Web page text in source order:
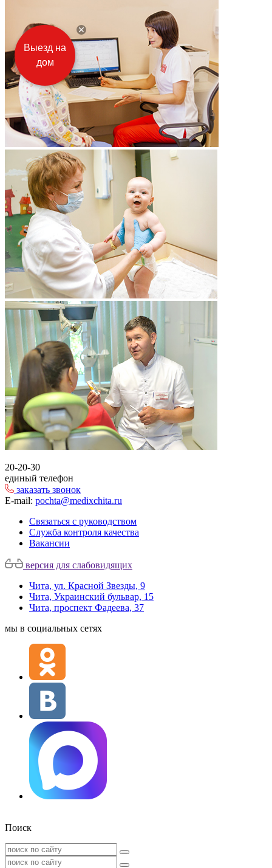
20-20-30
единый телефон
заказать звонок
E-mail: pochta@medixchita.ru
Связаться с руководством
Служба контроля качества
Вакансии
версия для слабовидящих
Чита, ул. Красной Звезды, 9
Чита, Украинский бульвар, 15
Чита, проспект Фадеева, 37
мы в социальных сетях
Поиск
Выезд на
дом